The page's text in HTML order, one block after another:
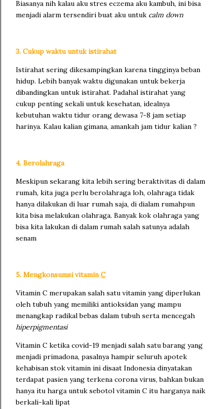
Biasanya nih kalau aku stres eczema aku kambuh, ini bisa
menjadi alarm tersendiri buat aku untuk calm down
3. Cukup waktu untuk istirahat
Istirahat sering dikesampingkan karena tingginya beban
hidup. Lebih banyak waktu digunakan untuk bekerja
dibandingkan untuk istirahat. Padahal istirahat yang
cukup penting sekali untuk kesehatan, idealnya
kebutuhan waktu tidur orang dewasa 7-8 jam setiap
harinya. Kalau kalian gimana, amankah jam tidur kalian ?
4. Berolahraga
Meskipun sekarang kita lebih sering beraktivitas di dalam
rumah, kita juga perlu berolahraga loh, olahraga tidak
hanya dilakukan di luar rumah saja, di dialam rumahpun
kita bisa melakukan olahraga. Banyak kok olahraga yang
bisa kita lakukan di dalam rumah salah satunya adalah
senam
5. Mengkonsumsi vitaminC
Vitamin C merupakan salah satu vitamin yang diperlukan
oleh tubuh yang memiliki antioksidan yang mampu
menangkap radikal bebas dalam tubuh serta mencegah
hiperpigmentasi
Vitamin C ketika covid-19 menjadi salah satu barang yang
menjadi primadona, pasalnya hampir seluruh apotek
kehabisan stok vitamin ini disaat Indonesia dinyatakan
terdapat pasien yang terkena corona virus, bahkan bukan
hanya itu harga untuk sebotol vitamin C itu harganya naik
berkali-kali lipat